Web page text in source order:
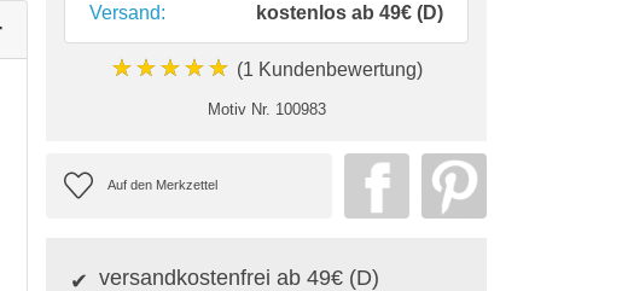
Versand:
kostenlos ab 49€ (D)
★★★★★ (1 Kundenbewertung)
Motiv Nr. 100983
versandkostenfrei ab 49€ (D)